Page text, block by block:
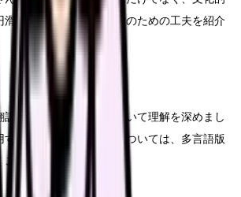
滑なコミュニケーションのための工夫を紹介
訳アプリの活用方法について理解を深めまし
する医療用語や説明文については、多言語版
とが有効です。